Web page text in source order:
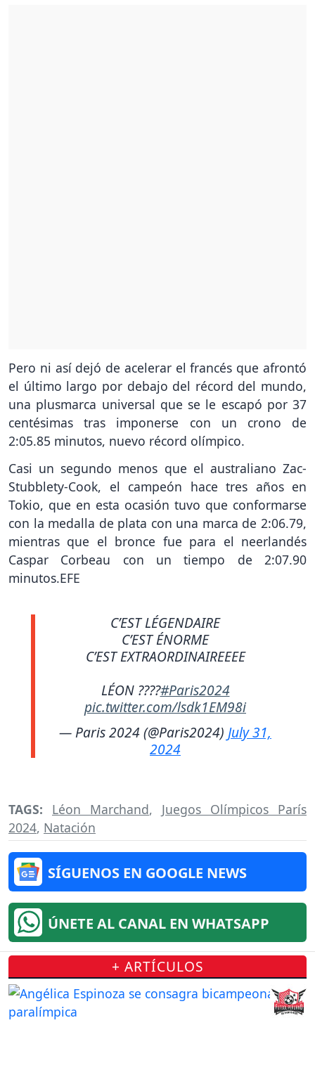
Pero ni así dejó de acelerar el francés que afrontó
el último largo por debajo del récord del mundo,
una plusmarca universal que se le escapó por 37
centésimas tras imponerse con un crono de
2:05.85 minutos, nuevo récord olímpico.
Casi un segundo menos que el australiano Zac-
Stubblety-Cook, el campeón hace tres años en
Tokio, que en esta ocasión tuvo que conformarse
con la medalla de plata con una marca de 2:06.79,
mientras que el bronce fue para el neerlandés
Caspar Corbeau con un tiempo de 2:07.90
minutos.EFE
C’EST LÉGENDAIRE
C’EST ÉNORME
C’EST EXTRAORDINAIREEEE
LÉON ????#Paris2024
pic.twitter.com/lsdk1EM98i
— Paris 2024 (@Paris2024) July 31,
2024
TAGS: Léon Marchand, Juegos Olímpicos París
2024, Natación
SÍGUENOS EN GOOGLE NEWS
ÚNETE AL CANAL EN WHATSAPP
+ ARTÍCULOS